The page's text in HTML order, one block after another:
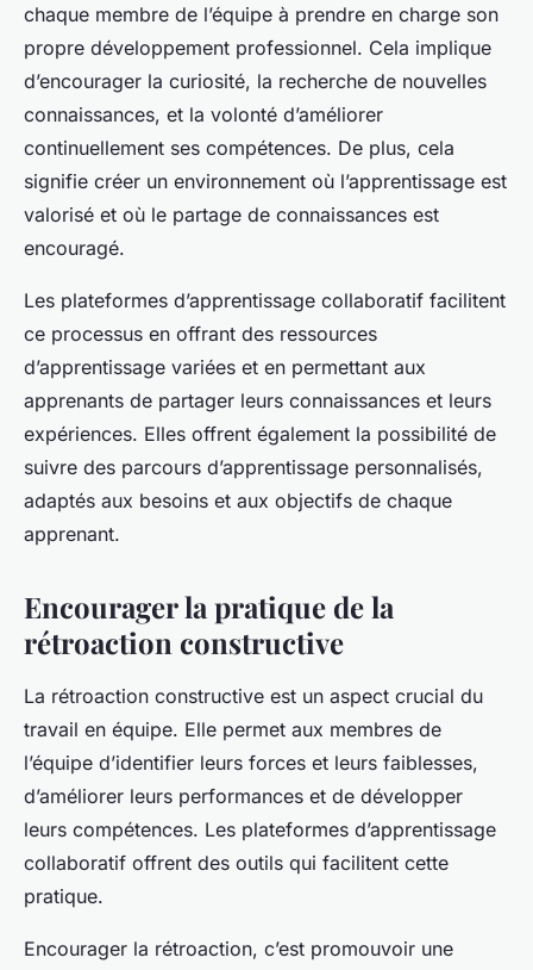
chaque membre de l’équipe à prendre en charge son
propre développement professionnel. Cela implique
d’encourager la curiosité, la recherche de nouvelles
connaissances, et la volonté d’améliorer
continuellement ses compétences. De plus, cela
signifie créer un environnement où l’apprentissage est
valorisé et où le partage de connaissances est
encouragé.
Les plateformes d’apprentissage collaboratif facilitent
ce processus en offrant des ressources
d’apprentissage variées et en permettant aux
apprenants de partager leurs connaissances et leurs
expériences. Elles offrent également la possibilité de
suivre des parcours d’apprentissage personnalisés,
adaptés aux besoins et aux objectifs de chaque
apprenant.
Encourager la pratique de la
rétroaction constructive
La rétroaction constructive est un aspect crucial du
travail en équipe. Elle permet aux membres de
l’équipe d’identifier leurs forces et leurs faiblesses,
d’améliorer leurs performances et de développer
leurs compétences. Les plateformes d’apprentissage
collaboratif offrent des outils qui facilitent cette
pratique.
Encourager la rétroaction, c’est promouvoir une